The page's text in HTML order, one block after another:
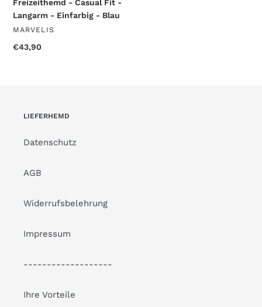
Freizeithemd - Casual Fit -
Langarm - Einfarbig - Blau
VERKÄUFER
MARVELIS
Normaler
€43,90
LIEFERHEMD
Datenschutz
AGB
Widerrufsbelehrung
Impressum
-------------------
Ihre Vorteile